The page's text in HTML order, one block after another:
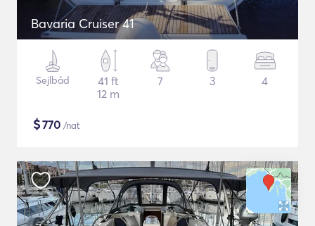
Bavaria Cruiser 41
Sejlbåd
41 ft
12 m
7 3 4
$770 /nat